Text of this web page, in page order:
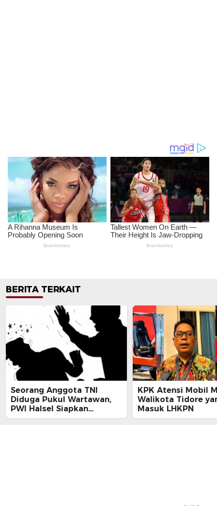
BERITA TERKAIT
Seorang Anggota TNI
Diduga Pukul Wartawan,
PWI Halsel Siapkan
Langkah Hukum
KPK Atensi Mobil
Walikota Tidore
Masuk LHKPN